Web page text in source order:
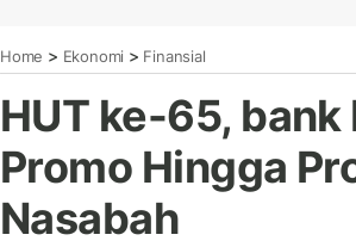
Home > Ekonomi > Finansial
HUT ke-65,
Promo Hingga
Nasabah